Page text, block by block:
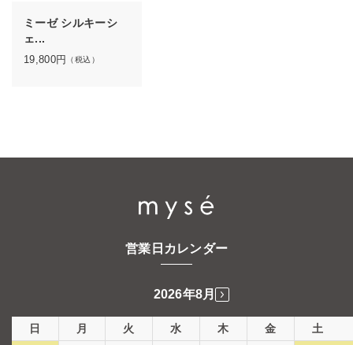
ミーゼ シルキーシ
ェ...
19,800円 （税込）
営業日カレンダー
2026年8月
日 月 火 水 木 金
土